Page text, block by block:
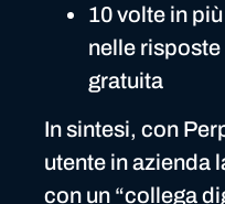
10 volte in
nelle
gratuita
In sintesi, con
utente in azienda
con un “collega